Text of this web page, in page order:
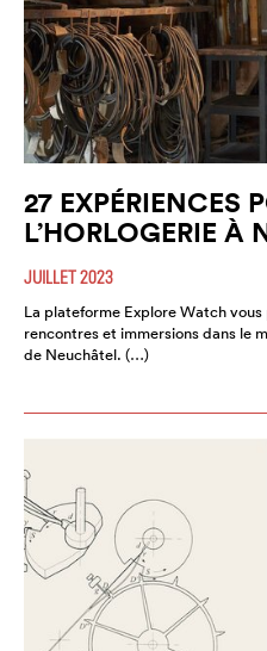
27 EXPÉRIENCES
L’HORLOGERIE À
JUILLET 2023
La plateforme Explore Watch
rencontres et immersions dans le
de Neuchâtel. (…)